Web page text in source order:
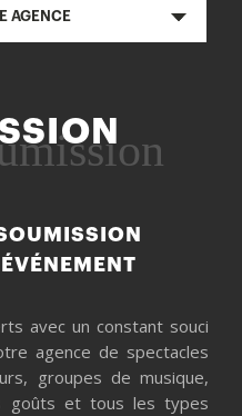
AGENCE
avec un constant souci
agence de spectacles
groupes de musique,
goûts et tous les types